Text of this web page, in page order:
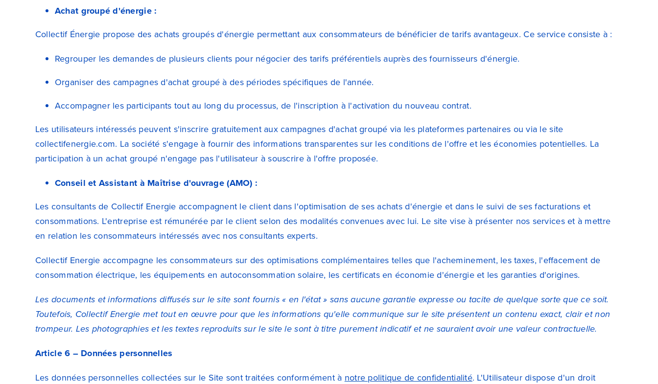
Achat groupé d'énergie :
Collectif Énergie propose des achats groupés d'énergie permettant aux consommateurs de bénéficier de tarifs avantageux. Ce service consiste à :
Regrouper les demandes de plusieurs clients pour négocier des tarifs préférentiels auprès des fournisseurs d'énergie.
Organiser des campagnes d'achat groupé à des périodes spécifiques de l'année.
Accompagner les participants tout au long du processus, de l'inscription à l'activation du nouveau contrat.
Les utilisateurs intéressés peuvent s'inscrire gratuitement aux campagnes d'achat groupé via les plateformes partenaires ou via le site
collectifenergie.com. La société s'engage à fournir des informations transparentes sur les conditions de l'offre et les économies potentielles. La
participation à un achat groupé n'engage pas l'utilisateur à souscrire à l'offre proposée.
Conseil et Assistant à Maîtrise d'ouvrage (AMO) :
Les consultants de Collectif Energie accompagnent le client dans l'optimisation de ses achats d'énergie et dans le suivi de ses facturations et
consommations. L'entreprise est rémunérée par le client selon des modalités convenues avec lui. Le site vise à présenter nos services et à mettre
en relation les consommateurs intéressés avec nos consultants experts.
Collectif Energie accompagne les consommateurs sur des optimisations complémentaires telles que l'acheminement, les taxes, l'effacement de
consommation électrique, les équipements en autoconsommation solaire, les certificats en économie d'énergie et les garanties d'origines.
Les documents et informations diffusés sur le site sont fournis « en l'état » sans aucune garantie expresse ou tacite de quelque sorte que ce soit.
Toutefois, Collectif Energie met tout en œuvre pour que les informations qu'elle communique sur le site présentent un contenu exact, clair et non
trompeur. Les photographies et les textes reproduits sur le site le sont à titre purement indicatif et ne sauraient avoir une valeur contractuelle.
Article 6 – Données personnelles
Les données personnelles collectées sur le Site sont traitées conformément à notre politique de confidentialité. L'Utilisateur dispose d'un droit